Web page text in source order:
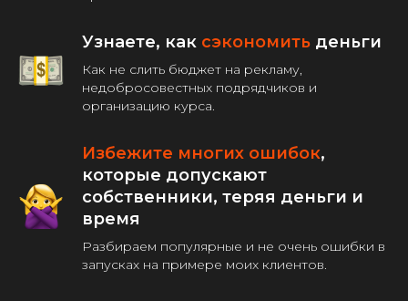
Узнаете, как сэкономить деньги
Как не слить бюджет на рекламу,
недобросовестных подрядчиков и
организацию курса.
Избежите многих ошибок,
которые допускают
собственники, теряя деньги и
время
Разбираем популярные и не очень ошибки в
запусках на примере моих клиентов.